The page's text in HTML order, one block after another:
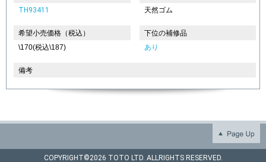
TH93411
天然ゴム
希望小売価格（税込）
\170(税込\187)
下位の補修品
あり
備考
COPYRIGHT©2026 TOTO LTD. ALLRIGHTS RESERVED.